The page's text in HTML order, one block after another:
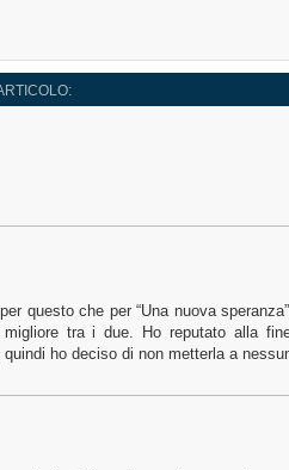
questo che per “Una nuova
tra i due. Ho reputato alla
ho deciso di non metterla a